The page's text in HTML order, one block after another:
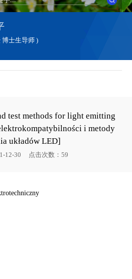
博士生导师 )
test methods for light emitting
i metody
układów LED]
12-30 点击次数： 59